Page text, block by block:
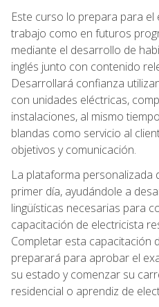
Este curso lo prepara para
trabajo como en futuros
mediante el desarrollo de
inglés junto con contenido
Desarrollará confianza
con unidades eléctricas,
instalaciones, al mismo
blandas como servicio al
objetivos y comunicación.
La plataforma personalizada
primer día, ayudándole a
lingüísticas necesarias para
capacitación de electricista
Completar esta capacitación
preparará para aprobar el
su estado y comenzar su
residencial o aprendiz de